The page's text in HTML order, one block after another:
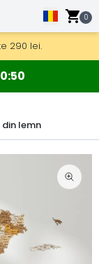
0
290 lei.
lemn și decorațiuni.
50
din lemn